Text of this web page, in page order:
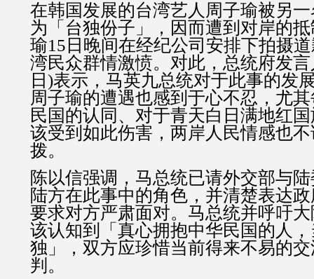
在韩国发展的台湾艺人周子瑜被另
为「台独份子」，因而遭到对岸的
瑜15日晚间在经纪公司安排下拍摄
湾民众群情激愤。对此，总统府发
日)表示，马英九总统对于此事的发
周子瑜的遭遇也感到于心不忍，尤
民国的认同、对于青天白日满地红
该受到如此伤害，两岸人民情感也
拨。
陈以信强调，马总统已请外交部与
陆方在此事中的角色，并清楚表达
要求对方严肃面对。马总统并呼吁
该认知到「真心拥抱中华民国的人
独」，双方应珍惜当前得来不易的
判。